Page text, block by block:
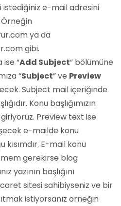
istediğiniz e-mail adresini
ya da
gibi.
ise “Add Subject” bölümüne
“Subject” ve Preview
Subject mail içeriğinde
Konu başlığımızın
Preview text ise
e-mailde konu
kısımdır. E-mail konu
gerekirse blog
yazının başlığını
sitesi sahibiyseniz ve bir
istiyorsanız örneğin